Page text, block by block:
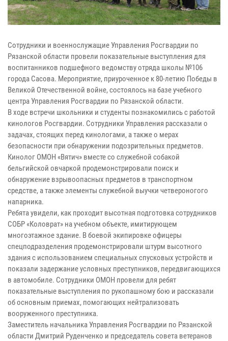
Сотрудники и военнослужащие Управления Росгвардии по
Рязанской области провели показательные выступления для
воспитанников подшефного ведомству отряда школы №106
города Сасова. Мероприятие, приуроченное к 80-летию Победы в
Великой Отечественной войне, состоялось на базе учебного
центра Управления Росгвардии по Рязанской области.
В ходе встречи школьники и студенты познакомились с работой
кинологов Росгвардии. Сотрудники Управления рассказали о
задачах, стоящих перед кинологами, а также о мерах
безопасности при обнаружении подозрительных предметов.
Кинолог ОМОН «Вятич» вместе со служебной собакой
бельгийской овчаркой продемонстрировали поиск и
обнаружение взрывоопасных предметов в транспортном
средстве, а также элементы служебной выучки четвероногого
напарника.
Ребята увидели, как проходит высотная подготовка сотрудников
СОБР «Коловрат» на учебном объекте, имитирующем
многоэтажное здание. В боевой экипировке офицеры
спецподразделения продемонстрировали штурм высотного
здания с использованием специальных спусковых устройств и
показали задержание условных преступников, передвигающихся
в автомобиле. Сотрудники ОМОН провели для ребят
показательные выступления по рукопашному бою и рассказали
об основным приемах, помогающих нейтрализовать
вооруженного преступника.
Заместитель начальника Управления Росгвардии по Рязанской
области Дмитрий Руденченко и председатель совета ветеранов